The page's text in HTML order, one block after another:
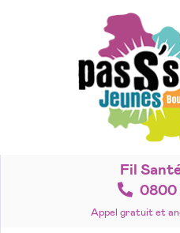
Fil
0800
Appel gratuit et